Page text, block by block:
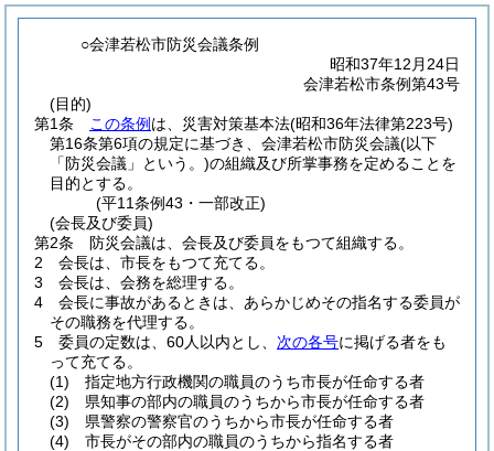
○会津若松市防災会議条例
昭和37年12月24日
会津若松市条例第43号
(目的)
第1条
この条例 は、災害対策基本法(昭和36年法律第223号)
第16条第6項の規定に基づき、会津若松市防災会議(以下
「防災会議」という。)の組織及び所掌事務を定めることを
目的とする。
(平11条例43・一部改正)
(会長及び委員)
第2条
防災会議は、会長及び委員をもつて組織する。
2
会長は、市長をもつて充てる。
3
会長は、会務を総理する。
4
会長に事故があるときは、あらかじめその指名する委員が
その職務を代理する。
5
委員の定数は、60人以内とし、 次の各号に掲げる者をも
って充てる。
(1)
指定地方行政機関の職員のうち市長が任命する者
(2)
県知事の部内の職員のうちから市長が任命する者
(3)
県警察の警察官のうちから市長が任命する者
(4)
市長がその部内の職員のうちから指名する者